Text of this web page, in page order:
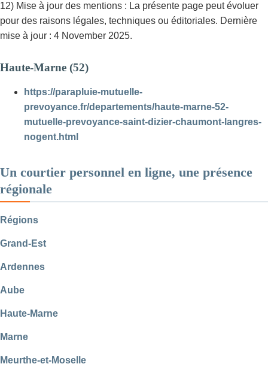
12) Mise à jour des mentions : La présente page peut évoluer
pour des raisons légales, techniques ou éditoriales. Dernière
mise à jour : 4 November 2025.
Haute-Marne (52)
https://parapluie-mutuelle-
prevoyance.fr/departements/haute-marne-52-
mutuelle-prevoyance-saint-dizier-chaumont-langres-
nogent.html
Un courtier personnel en ligne, une présence
régionale
Régions
Grand-Est
Ardennes
Aube
Haute-Marne
Marne
Meurthe-et-Moselle